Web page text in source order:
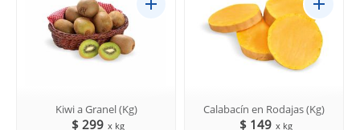
Kiwi a Granel (Kg)
$ 299 x kg
Calabacín en Rodajas (Kg)
$ 149 x kg